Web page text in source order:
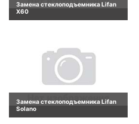
Замена стеклоподъемника Lifan
X60
Замена стеклоподъемника Lifan
Solano